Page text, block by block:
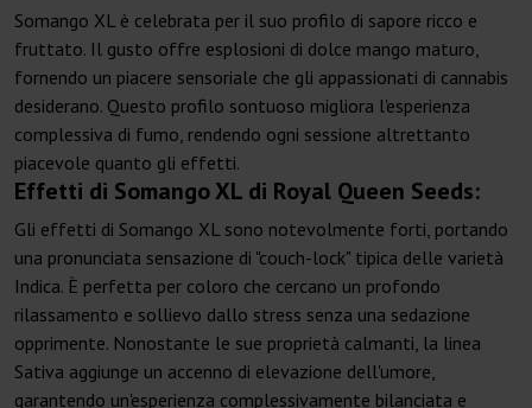
Somango XL è celebrata per il suo profilo di sapore ricco e
fruttato. Il gusto offre esplosioni di dolce mango maturo,
fornendo un piacere sensoriale che gli appassionati di cannabis
desiderano. Questo profilo sontuoso migliora l'esperienza
complessiva di fumo, rendendo ogni sessione altrettanto
piacevole quanto gli effetti.
Effetti di Somango XL di Royal Queen Seeds:
Gli effetti di Somango XL sono notevolmente forti, portando
una pronunciata sensazione di "couch-lock" tipica delle varietà
Indica. È perfetta per coloro che cercano un profondo
rilassamento e sollievo dallo stress senza una sedazione
opprimente. Nonostante le sue proprietà calmanti, la linea
Sativa aggiunge un accenno di elevazione dell'umore,
garantendo un'esperienza complessivamente bilanciata e